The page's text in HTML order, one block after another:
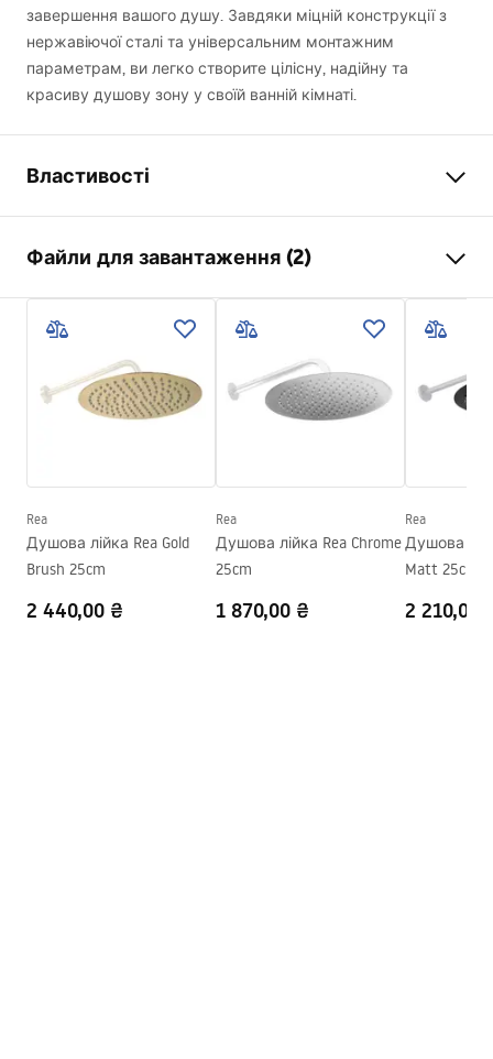
завершення вашого душу. Завдяки міцній конструкції з
нержавіючої сталі та універсальним монтажним
параметрам, ви легко створите цілісну, надійну та
красиву душову зону у своїй ванній кімнаті.
Властивості
Матеріал
нержавіюча сталь
Спосіб монтажу
Прикручуваний
Ширина
405
Висота
28мм
Глибина
30мм
Файли для завантаження (2)
Pielęgnacja.pdf
Rea
Душова лійка Rea Gold
Brush 25cm
2 440,00 ₴
Rea
Душова лійка Rea Chrome
25cm
1 870,00 ₴
Rea
Душова
Matt 25cm
2 210,00